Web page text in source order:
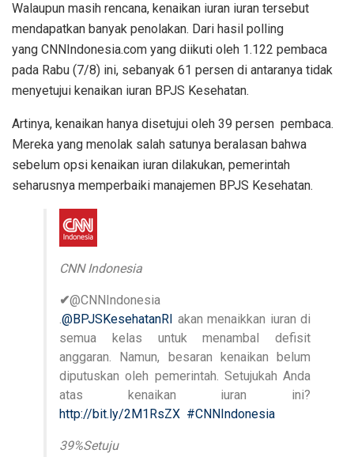
Walaupun masih rencana, kenaikan iuran iuran tersebut
mendapatkan banyak penolakan. Dari hasil polling
yang CNNIndonesia.com yang diikuti oleh 1.122 pembaca
pada Rabu (7/8) ini, sebanyak 61 persen di antaranya tidak
menyetujui kenaikan iuran BPJS Kesehatan.
Artinya, kenaikan hanya disetujui oleh 39 persen pembaca.
Mereka yang menolak salah satunya beralasan bahwa
sebelum opsi kenaikan iuran dilakukan, pemerintah
seharusnya memperbaiki manajemen BPJS Kesehatan.
CNN Indonesia
✔@CNNIndonesia
.@BPJSKesehatanRI akan menaikkan iuran di
semua kelas untuk menambal defisit
anggaran. Namun, besaran kenaikan belum
diputuskan oleh pemerintah. Setujukah Anda
atas kenaikan iuran ini?
http://bit.ly/2M1RsZX #CNNIndonesia
39%Setuju